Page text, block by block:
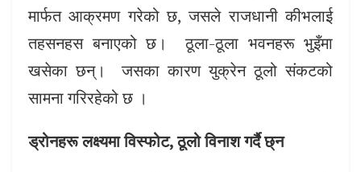
मार्फत आक्रमण गरेको छ, जसले राजधानी कीभलाई
तहसनहस बनाएको छ। ठूला-ठूला भवनहरू भुइँमा
खसेका छन्। जसका कारण युक्रेन ठूलो संकटको
सामना गरिरहेको छ ।
ड्रोनहरू लक्ष्यमा विस्फोट, ठूलो विनाश गर्दै छ्न